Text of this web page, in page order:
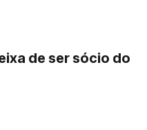
de ser sócio do